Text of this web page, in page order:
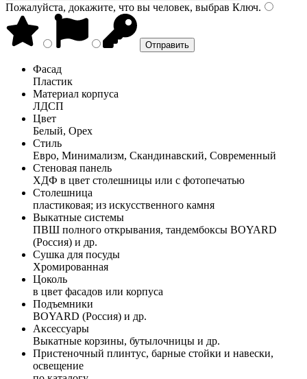
Пожалуйста, докажите, что вы человек, выбрав Ключ.
Фасад
Пластик
Материал корпуса
ЛДСП
Цвет
Белый, Орех
Стиль
Евро, Минимализм, Скандинавский, Современный
Стеновая панель
ХДФ в цвет столешницы или с фотопечатью
Столешница
пластиковая; из искусственного камня
Выкатные системы
ПВШ полного открывания, тандембоксы BOYARD
(Россия) и др.
Сушка для посуды
Хромированная
Цоколь
в цвет фасадов или корпуса
Подъемники
BOYARD (Россия) и др.
Аксессуары
Выкатные корзины, бутылочницы и др.
Пристеночный плинтус, барные стойки и навески,
освещение